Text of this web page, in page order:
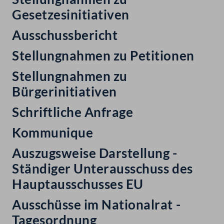
Gesetzesinitiativen
Ausschussbericht
Stellungnahmen zu Petitionen
Stellungnahmen zu
Bürgerinitiativen
Schriftliche Anfrage
Kommunique
Auszugsweise Darstellung -
Ständiger Unterausschuss des
Hauptausschusses EU
Ausschüsse im Nationalrat -
Tagesordnung